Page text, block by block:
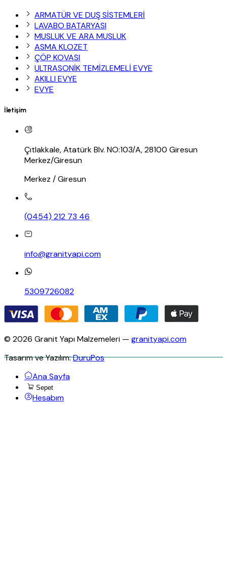
ARMATÜR VE DUŞ SİSTEMLERİ
LAVABO BATARYASI
MUSLUK VE ARA MUSLUK
ASMA KLOZET
ÇÖP KOVASI
ULTRASONİK TEMİZLEMELİ EVYE
AKILLI EVYE
EVYE
İletişim
Çıtlakkale, Atatürk Blv. NO:103/A, 28100 Giresun
Merkez/Giresun
Merkez / Giresun
(0454) 212 73 46
info@granityapi.com
5309726082
© 2026 Granit Yapı Malzemeleri — granityapi.com
Tasarım ve Yazılım:DuruPos
Ana Sayfa
Sepet
Hesabım